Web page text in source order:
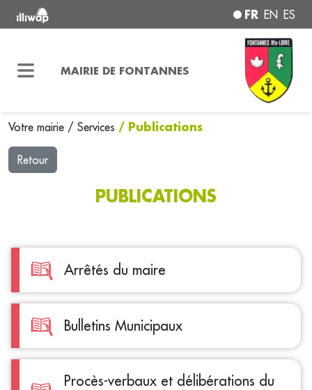
FR EN ES
MAIRIE DE FONTANNES
Votre mairie / Services / Publications
Retour
PUBLICATIONS
Arrêtés du maire
Bulletins Municipaux
Procès-verbaux et délibérations du